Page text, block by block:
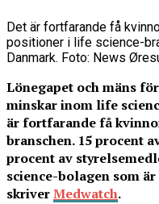
Det är fortfarande få
positioner i life science-
Danmark. Foto: News
Lönegapet och mäns
minskar inom life
är fortfarande få
branschen. 15 procent
procent av
science-bolagen som
skriverMedwatch.